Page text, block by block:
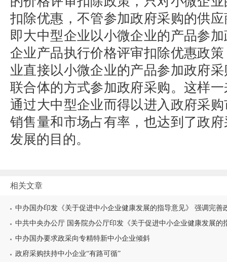
扣除优惠，不管参加政府采购的供
即大中型企业以小微企业的产品参
企业产品执行价格评审扣除优惠政
业直接以小微企业的产品参加政府
联合体的方式参加政府采购。这样
通过大中型企业而得以进入政府采
销售量和市场占有率，也达到了政
发展的目的。
相关文章
中办国办印发《关于促进中小企业健康发展的指导意见》 强调完善
中共中央办公厅 国务院办公厅印发《关于促进中小企业健康发展的
中办国办要求政采向专精特新中小企业倾斜
政府采购扶持中小企业“有路可循”